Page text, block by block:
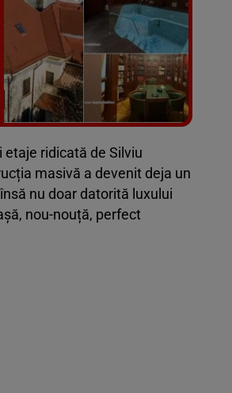
Vezi galeria foto
9 poze
ridicată de Silviu
masivă a devenit deja un
nu doar datorită luxului
nou-nouță, perfect